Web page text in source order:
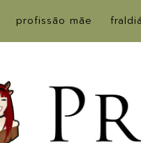
profissão mãe